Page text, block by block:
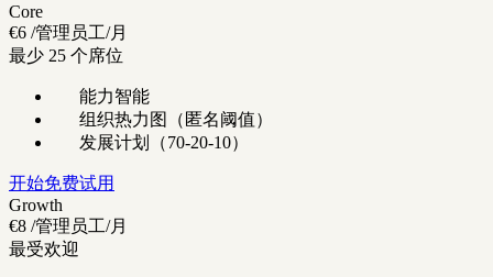
Core
€6 /管理员工/月
最少 25 个席位
能力智能
组织热力图（匿名阈值）
发展计划（70-20-10）
开始免费试用
Growth
€8 /管理员工/月
最受欢迎